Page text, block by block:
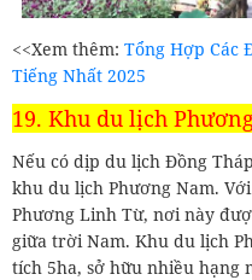
<<Xem thêm: Tổng Hợp Các
Tiếng Nhất 2025
19. Khu du lịch
Nếu có dịp du lịch Đồng
khu du lịch Phương Nam.
Phương Linh Từ, nơi này
giữa trời Nam. Khu du lịch
tích 5ha, sở hữu nhiều hạng